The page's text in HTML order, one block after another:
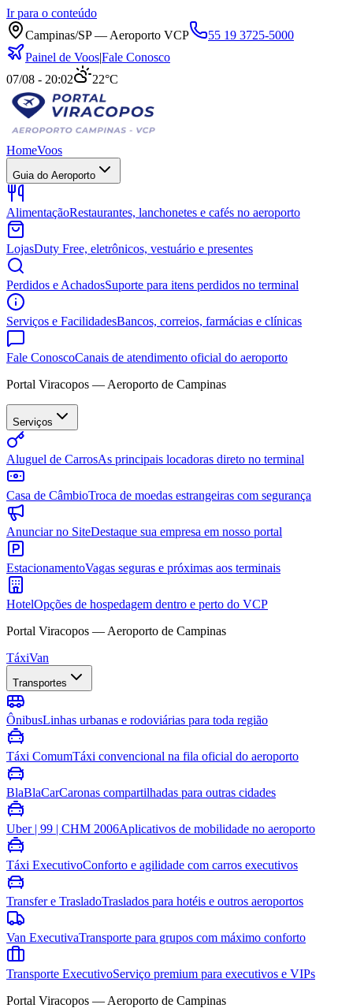
Ir para o conteúdo
Campinas/SP — Aeroporto VCP
55 19 3725-5000
Painel de Voos|Fale Conosco
07/08 - 20:02
22°C
HomeVoos
Guia do Aeroporto
AlimentaçãoRestaurantes, lanchonetes e cafés no aeroporto
LojasDuty Free, eletrônicos, vestuário e presentes
Perdidos e AchadosSuporte para itens perdidos no terminal
Serviços e FacilidadesBancos, correios, farmácias e clínicas
Fale ConoscoCanais de atendimento oficial do aeroporto
Portal Viracopos — Aeroporto de Campinas
Serviços
Aluguel de CarrosAs principais locadoras direto no terminal
Casa de CâmbioTroca de moedas estrangeiras com segurança
Anunciar no SiteDestaque sua empresa em nosso portal
EstacionamentoVagas seguras e próximas aos terminais
HotelOpções de hospedagem dentro e perto do VCP
Portal Viracopos — Aeroporto de Campinas
TáxiVan
Transportes
ÔnibusLinhas urbanas e rodoviárias para toda região
Táxi ComumTáxi convencional na fila oficial do aeroporto
BlaBlaCarCaronas compartilhadas para outras cidades
Uber | 99 | CHM 2006Aplicativos de mobilidade no aeroporto
Táxi ExecutivoConforto e agilidade com carros executivos
Transfer e TrasladoTraslados para hotéis e outros aeroportos
Van ExecutivaTransporte para grupos com máximo conforto
Transporte ExecutivoServiço premium para executivos e VIPs
Portal Viracopos — Aeroporto de Campinas